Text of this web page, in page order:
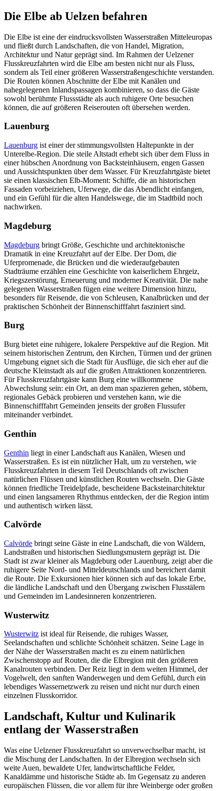
Die Elbe ab Uelzen befahren
Die Elbe ist eine der eindrucksvollsten Wasserstraßen Mitteleuropas
und fließt durch Landschaften, die von Handel, Migration,
Architektur und Natur geprägt sind. Im Rahmen der Uelzener
Flusskreuzfahrten wird die Elbe am besten nicht nur als Fluss,
sondern als Teil einer größeren Wasserstraßengeschichte verstanden.
Die Routen können Abschnitte der Elbe mit Kanälen und
nahegelegenen Inlandspassagen kombinieren, so dass die Gäste
sowohl berühmte Flussstädte als auch ruhigere Orte besuchen
können, die auf größeren Reiserouten oft übersehen werden.
Lauenburg
Lauenburg ist einer der stimmungsvollsten Haltepunkte in der
Unterelbe-Region. Die steile Altstadt erhebt sich über dem Fluss in
einer hübschen Anordnung von Backsteinhäusern, engen Gassen
und Aussichtspunkten über dem Wasser. Für Kreuzfahrtgäste bietet
sie einen klassischen Elb-Moment: Schiffe, die an historischen
Fassaden vorbeiziehen, Uferwege, die das Abendlicht einfangen,
und ein Gefühl für die alten Handelswege, die im Stadtbild noch
nachwirken.
Magdeburg
Magdeburg bringt Größe, Geschichte und architektonische
Dramatik in eine Kreuzfahrt auf der Elbe. Der Dom, die
Uferpromenade, die Brücken und die wiederaufgebauten
Stadträume erzählen eine Geschichte von kaiserlichem Ehrgeiz,
Kriegszerstörung, Erneuerung und moderner Kreativität. Die nahe
gelegenen Wasserstraßen fügen eine weitere Dimension hinzu,
besonders für Reisende, die von Schleusen, Kanalbrücken und der
praktischen Schönheit der Binnenschifffahrt fasziniert sind.
Burg
Burg bietet eine ruhigere, lokalere Perspektive auf die Region. Mit
seinem historischen Zentrum, den Kirchen, Türmen und der grünen
Umgebung eignet sich die Stadt für Ausflüge, die sich eher auf die
deutsche Kleinstadt als auf die großen Attraktionen konzentrieren.
Für Flusskreuzfahrtgäste kann Burg eine willkommene
Abwechslung sein: ein Ort, an dem man spazieren gehen, stöbern,
regionales Gebäck probieren und verstehen kann, wie die
Binnenschifffahrt Gemeinden jenseits der großen Flussufer
miteinander verbindet.
Genthin
Genthin liegt in einer Landschaft aus Kanälen, Wiesen und
Wasserstraßen. Es ist ein nützlicher Halt, um zu verstehen, wie
Flusskreuzfahrten in diesem Teil Deutschlands oft zwischen
natürlichen Flüssen und künstlichen Routen wechseln. Die Gäste
können friedliche Treidelpfade, bescheidene Backsteinarchitektur
und einen langsameren Rhythmus entdecken, der die Region intim
und authentisch wirken lässt.
Calvörde
Calvörde bringt seine Gäste in eine Landschaft, die von Wäldern,
Landstraßen und historischen Siedlungsmustern geprägt ist. Die
Stadt ist zwar kleiner als Magdeburg oder Lauenburg, zeigt aber die
ruhigere Seite Nord- und Mitteldeutschlands und bereichert damit
die Route. Die Exkursionen hier können sich auf das lokale Erbe,
die ländliche Landschaft und den Übergang zwischen Flusstälern
und Gemeinden im Landesinneren konzentrieren.
Wusterwitz
Wusterwitz ist ideal für Reisende, die ruhiges Wasser,
Seelandschaften und schlichte Schönheit schätzen. Seine Lage in
der Nähe der Wasserstraßen macht es zu einem natürlichen
Zwischenstopp auf Routen, die die Elbregion mit den größeren
Kanalrouten verbinden. Der Reiz liegt in dem weiten Himmel, der
Vogelwelt, den sanften Wanderwegen und dem Gefühl, durch ein
lebendiges Wassernetzwerk zu reisen und nicht nur durch einen
einzelnen Flusskorridor.
Landschaft, Kultur und Kulinarik
entlang der Wasserstraßen
Was eine Uelzener Flusskreuzfahrt so unverwechselbar macht, ist
die Mischung der Landschaften. In der Elbregion wechseln sich
weite Auen, bewaldete Ufer, landwirtschaftliche Felder,
Kanaldämme und historische Städte ab. Im Gegensatz zu anderen
europäischen Flüssen, die vor allem für ihre Weinberge oder großen